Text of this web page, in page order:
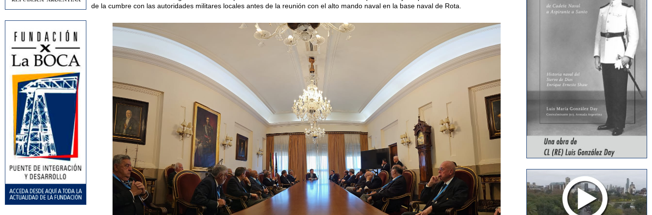
de la cumbre con las autoridades militares locales antes de la reunión con el alto mando naval en la base naval de Rota.